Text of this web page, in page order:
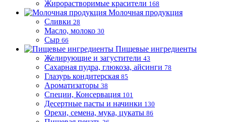
Жирорастворимые красители 168
Молочная продукция
Сливки 28
Масло, молоко 30
Сыр 66
Пищевые ингредиенты
Желирующие и загустители 43
Сахарная пудра, глюкоза, айсинги 78
Глазурь кондитерская 85
Ароматизаторы 38
Специи, Консервация 101
Десертные пасты и начинки 130
Орехи, семена, мука, цукаты 86